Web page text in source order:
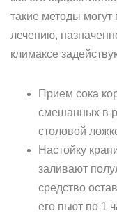
такие методы могут
лечению,
климаксе
Прием сока
смешанных в
столовой
Настойку
заливают
средство
его пьют по 1